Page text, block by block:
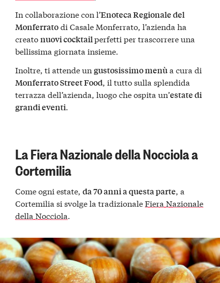
In collaborazione con l’Enoteca Regionale del
Monferratodi Casale Monferrato, l’azienda ha
creatonuovi cocktailperfetti per trascorrere una
bellissima giornata insieme.
Inoltre, ti attende ungustosissimo menùa cura di
Monferrato Street Food, il tutto sulla splendida
terrazza dell’azienda, luogo che ospita un’estate di
grandi eventi.
La Fiera Nazionale della Nocciola a
Cortemilia
Come ogni estate,da 70 anni a questa parte , a
Cortemilia si svolge la tradizionaleFiera Nazionale
della Nocciola